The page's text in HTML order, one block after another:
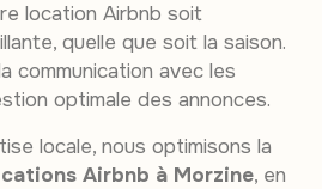
location Airbnb soit
quelle que soit la saison.
communication avec les
optimale des annonces.
locale, nous optimisons la
Airbnb à Morzine, en